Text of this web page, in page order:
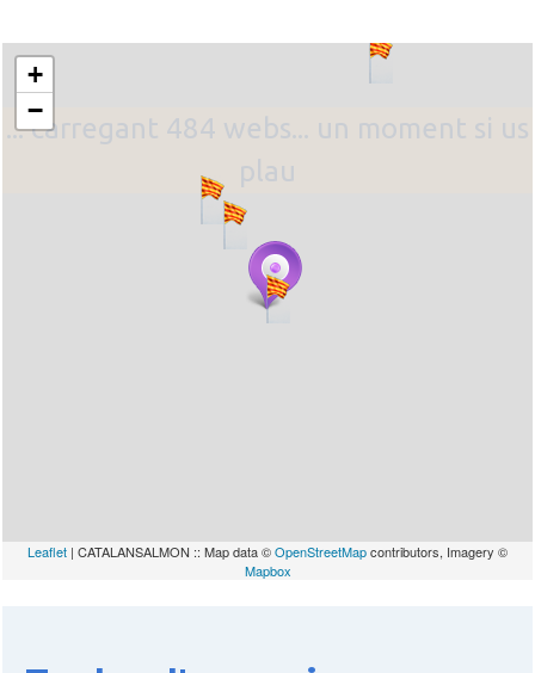
... carregant 484 webs... un moment si us
plau
+
−
Leaflet | CATALANSALMON :: Map data ©OpenStreetMapcontributors, Imagery ©
Mapbox